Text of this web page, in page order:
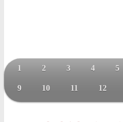
1 2 3 4 5
9 10 11 12